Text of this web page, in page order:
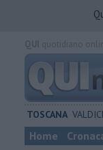
TOSCANA
Home